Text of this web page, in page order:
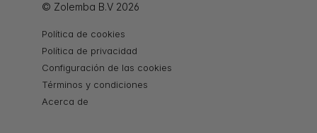
© Zolemba B.V 2026
Política de cookies
Política de privacidad
Configuración de las cookies
Términos y condiciones
Acerca de